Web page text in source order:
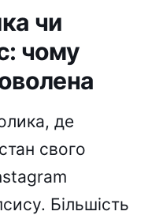
чи
чому
де
свого
Більшість